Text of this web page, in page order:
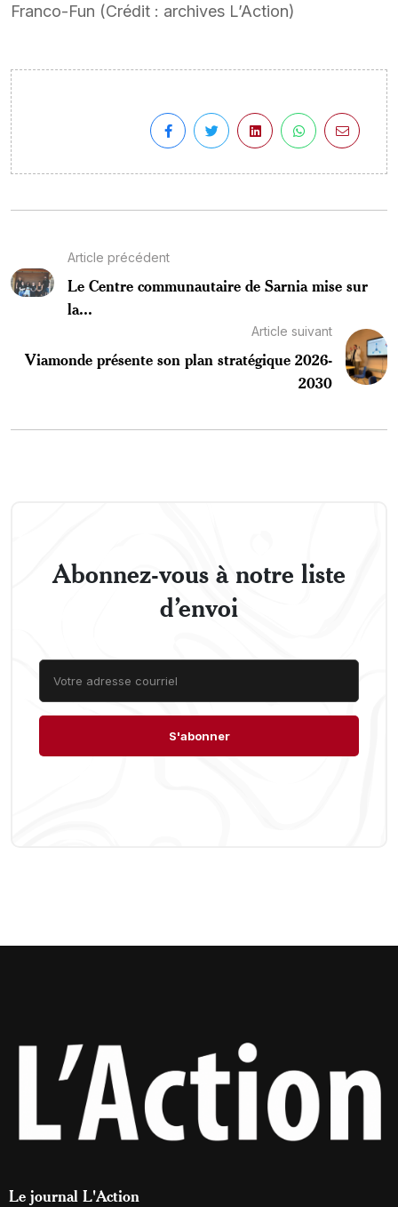
Franco-Fun (Crédit : archives L’Action)
Article précédent
Le Centre communautaire de Sarnia mise sur
la...
Article suivant
Viamonde présente son plan stratégique 2026-
2030
Abonnez-vous à notre liste
d’envoi
Le journal L'Action